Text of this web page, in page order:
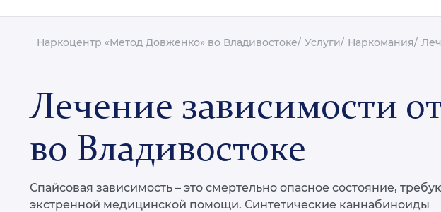
Наркоцентр «Метод Довженко» во Владивостоке Услуги Наркомания
Лечение зависимости
во Владивостоке
Спайсовая зависимость – это смертельно опасное состояние,
экстренной медицинской помощи. Синтетические каннабиноиды